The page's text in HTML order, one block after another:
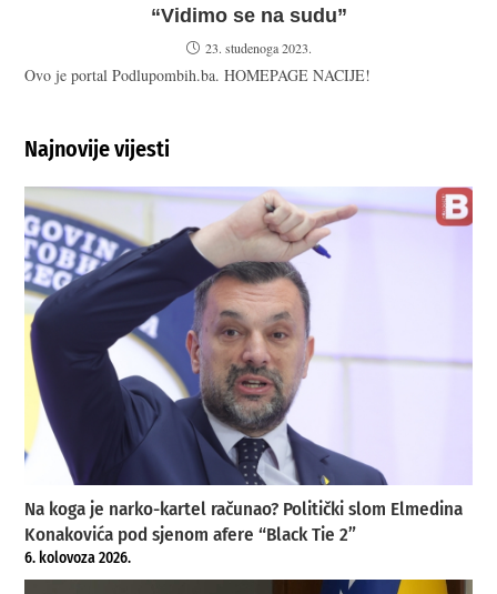
“Vidimo se na sudu”
23. studenoga 2023.
Ovo je portal Podlupombih.ba. HOMEPAGE NACIJE!
Najnovije vijesti
Na koga je narko-kartel računao? Politički slom Elmedina
Konakovića pod sjenom afere “Black Tie 2”
6. kolovoza 2026.